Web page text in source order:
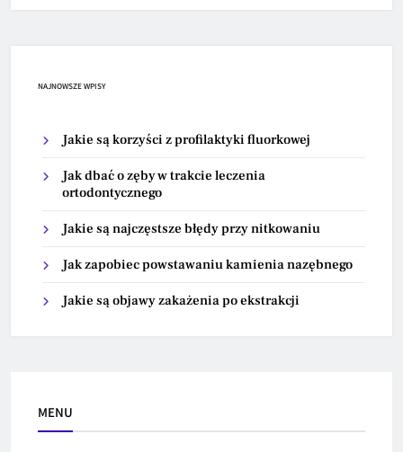
NAJNOWSZE WPISY
Jakie są korzyści z profilaktyki fluorkowej
Jak dbać o zęby w trakcie leczenia
ortodontycznego
Jakie są najczęstsze błędy przy nitkowaniu
Jak zapobiec powstawaniu kamienia nazębnego
Jakie są objawy zakażenia po ekstrakcji
MENU